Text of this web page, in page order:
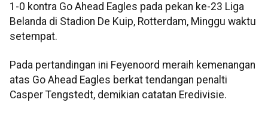
1-0 kontra Go Ahead Eagles pada pekan ke-23 Liga
Belanda di Stadion De Kuip, Rotterdam, Minggu waktu
setempat.
Pada pertandingan ini Feyenoord meraih kemenangan
atas Go Ahead Eagles berkat tendangan penalti
Casper Tengstedt, demikian catatan Eredivisie.